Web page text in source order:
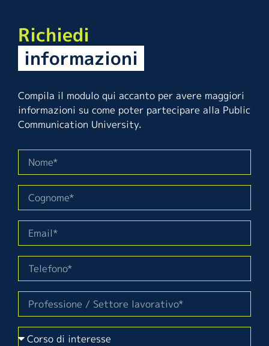
Richiedi
informazioni
Compila il modulo qui accanto per avere maggiori
informazioni su come poter partecipare alla Public
Communication University.